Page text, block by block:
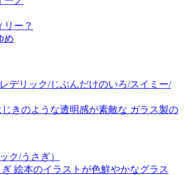
リー？
め
デリック/じぶんだけのいろ/スイミー/
きのような透明感が素敵な ガラス製の
ク/うさぎ）
絵本のイラストが色鮮やかなグラス